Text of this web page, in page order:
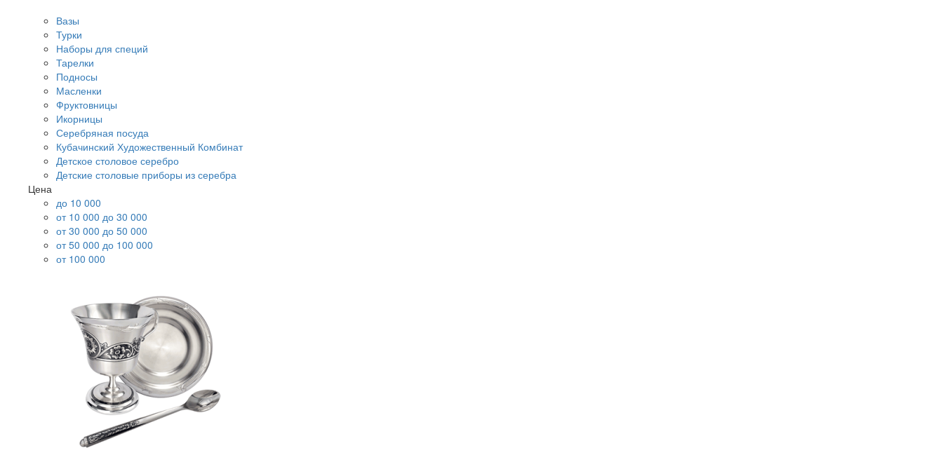
Вазы
Турки
Наборы для специй
Тарелки
Подносы
Масленки
Фруктовницы
Икорницы
Серебряная посуда
Кубачинский Художественный Комбинат
Детское столовое серебро
Детские столовые приборы из серебра
Цена
до 10 000
от 10 000 до 30 000
от 30 000 до 50 000
от 50 000 до 100 000
от 100 000